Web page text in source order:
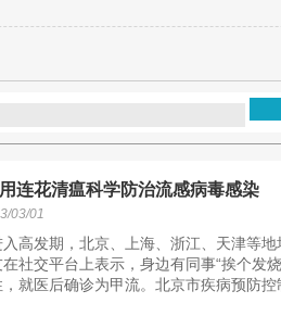
连花清瘟科学防治流感病毒感染
03/01
高发期，北京、上海、浙江、天津等
社交平台上表示，身边有同事“挨个发
就医后确诊为甲流。北京市疾病预防控